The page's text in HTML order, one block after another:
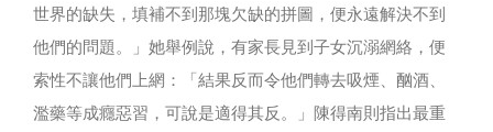
世界的缺失，填補不到那塊欠缺的拼圖，便永遠解決不到
他們的問題。」她舉例說，有家長見到子女沉溺網絡，便
索性不讓他們上網：「結果反而令他們轉去吸煙、酗酒、
濫藥等成癮惡習，可說是適得其反。」陳得南則指出最重